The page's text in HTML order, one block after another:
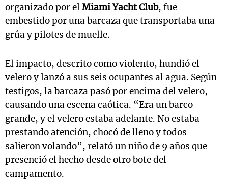
organizado por elMiami Yacht Club, fue
embestido por una barcaza que transportaba una
grúa y pilotes de muelle.
El impacto, descrito como violento, hundió el
velero y lanzó a sus seis ocupantes al agua. Según
testigos, la barcaza pasó por encima del velero,
causando una escena caótica. “Era un barco
grande, y el velero estaba adelante. No estaba
prestando atención, chocó de lleno y todos
salieron volando”, relató un niño de 9 años que
presenció el hecho desde otro bote del
campamento.